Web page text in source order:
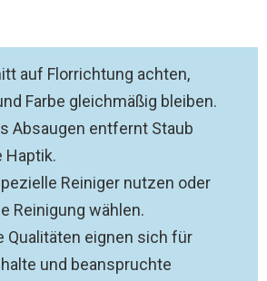
auf Florrichtung achten,
Farbe gleichmäßig bleiben.
Absaugen entfernt Staub
Haptik.
Reiniger nutzen oder
Reinigung wählen.
Qualitäten eignen sich für
und beanspruchte